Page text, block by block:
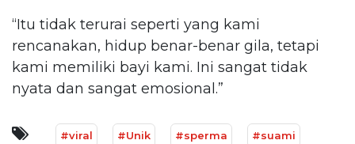
“Itu tidak terurai seperti yang kami
rencanakan, hidup benar-benar gila, tetapi
kami memiliki bayi kami. Ini sangat tidak
nyata dan sangat emosional.”
#viral #Unik #sperma #suami